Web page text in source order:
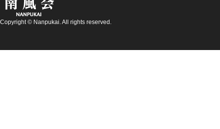
Copyright © Nanpukai. All rights reserved.